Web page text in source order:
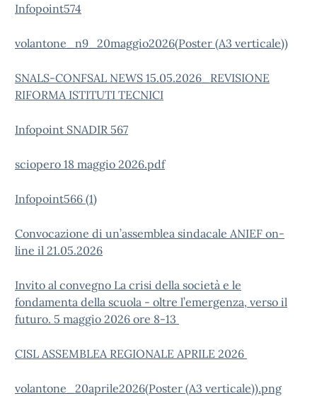
Infopoint574
volantone_n9_20maggio2026(Poster (A3 verticale))
SNALS-CONFSAL NEWS 15.05.2026_REVISIONE
RIFORMA ISTITUTI TECNICI
Infopoint SNADIR 567
sciopero 18 maggio 2026.pdf
Infopoint566 (1)
Convocazione di un’assemblea sindacale ANIEF on-
line il 21.05.2026
Invito al convegno La crisi della società e le
fondamenta della scuola - oltre l’emergenza, verso il
futuro. 5 maggio 2026 ore 8-13
CISL ASSEMBLEA REGIONALE APRILE 2026
volantone_20aprile2026(Poster (A3 verticale)).png